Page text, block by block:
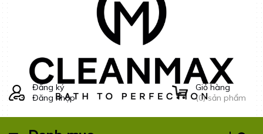
Đăng ký
Đăng nhập
Giỏ hàng
(0) sản phẩm